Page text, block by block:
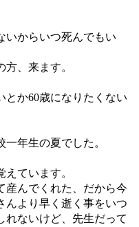
いからいつ死んでもい
、来ます。
とか60歳になりたくない
年生の夏でした。
ています。
産んでくれた、だから今
んより早く逝く事をいつ
れないけど、先生だって